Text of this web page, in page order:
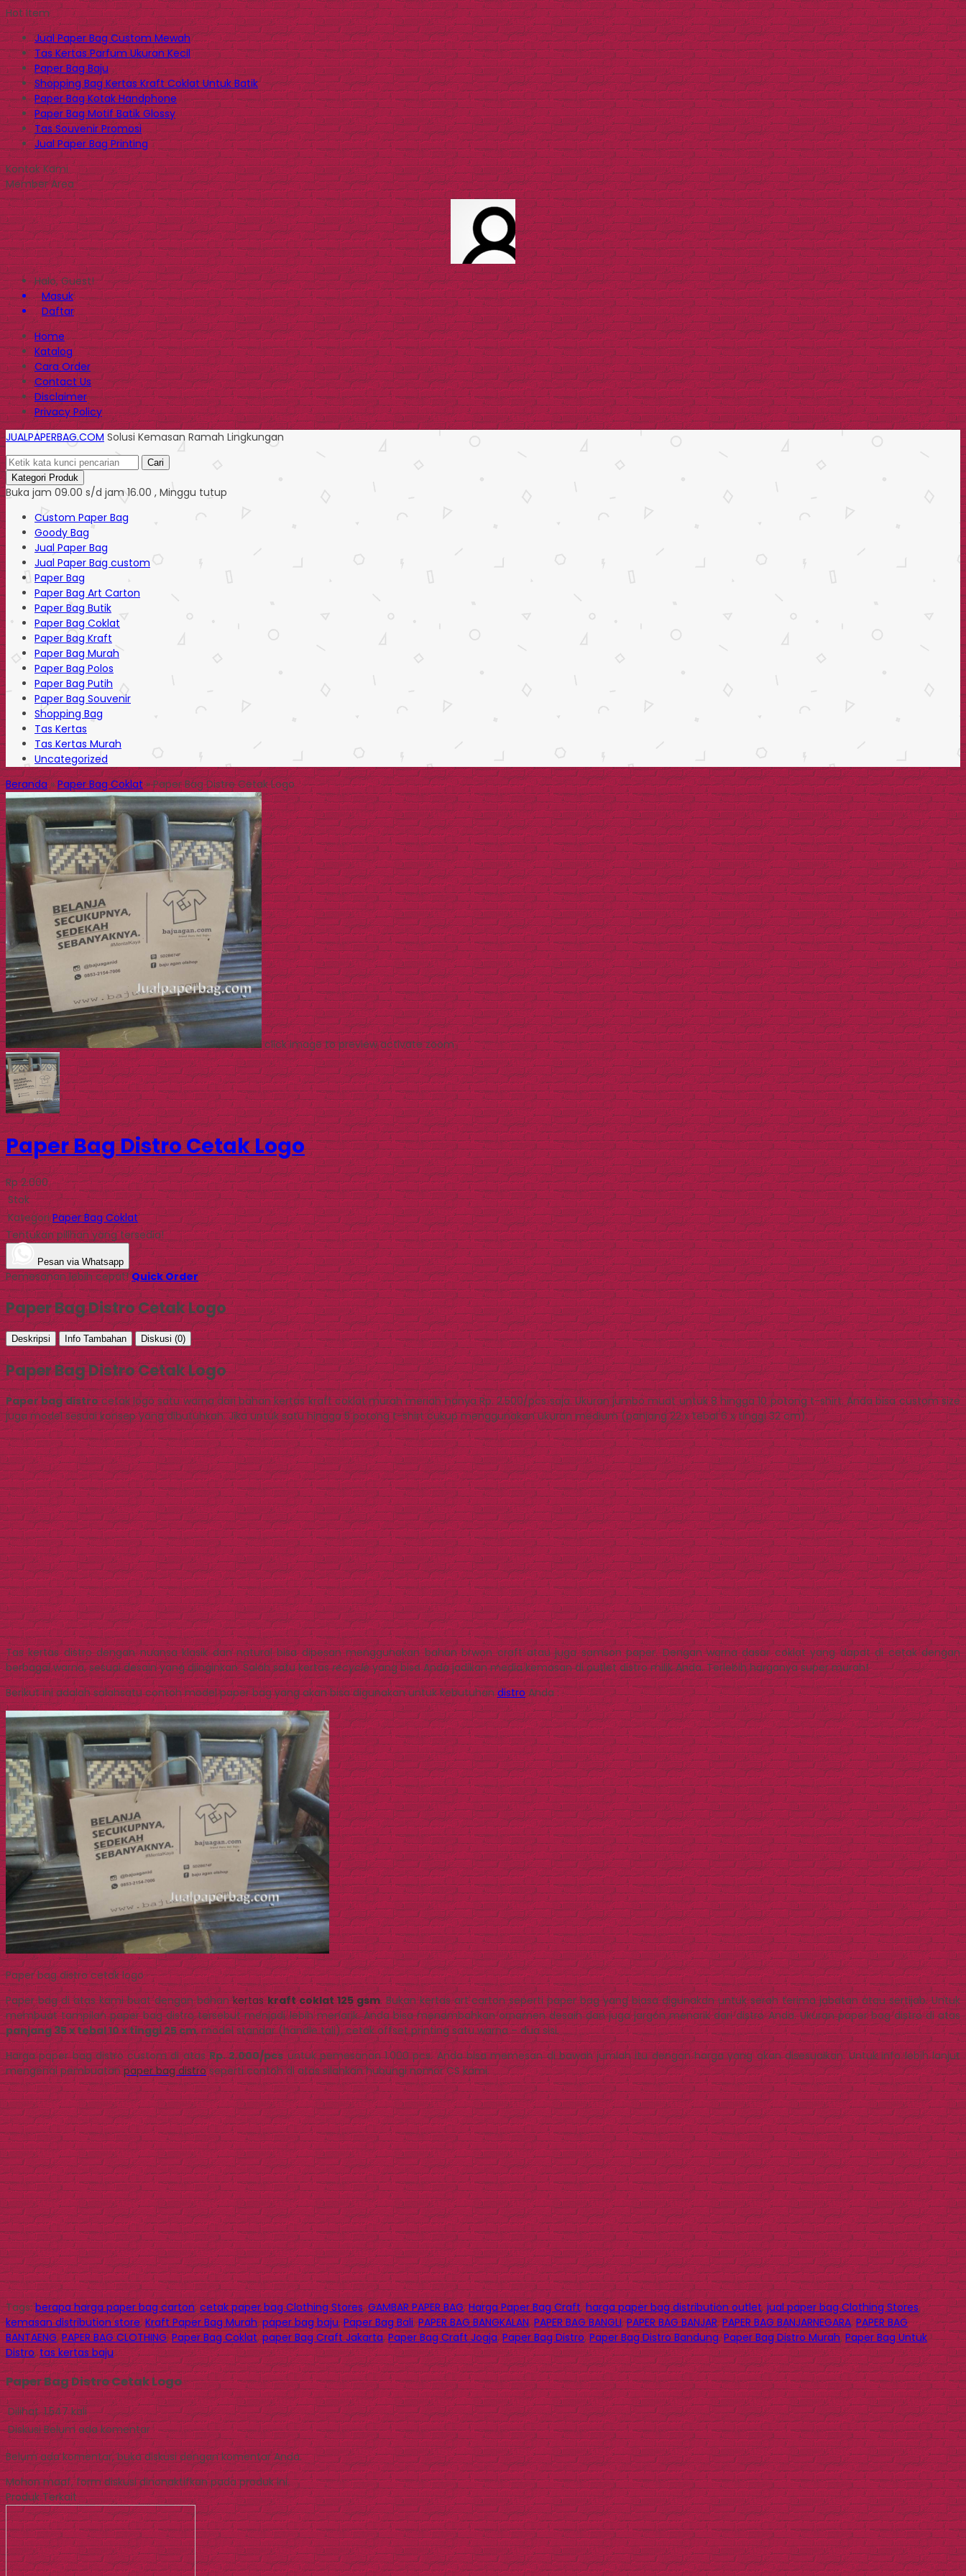
Hot Item
Jual Paper Bag Custom Mewah
Tas Kertas Parfum Ukuran Kecil
Paper Bag Baju
Shopping Bag Kertas Kraft Coklat Untuk Batik
Paper Bag Kotak Handphone
Paper Bag Motif Batik Glossy
Tas Souvenir Promosi
Jual Paper Bag Printing
Kontak Kami
Member Area
Halo, Guest!
Masuk
Daftar
Home
Katalog
Cara Order
Contact Us
Disclaimer
Privacy Policy
JUALPAPERBAG.COM Solusi Kemasan Ramah Lingkungan
Cari
Kategori Produk
Buka jam 09.00 s/d jam 16.00 , Minggu tutup
Custom Paper Bag
Goody Bag
Jual Paper Bag
Jual Paper Bag custom
Paper Bag
Paper Bag Art Carton
Paper Bag Butik
Paper Bag Coklat
Paper Bag Kraft
Paper Bag Murah
Paper Bag Polos
Paper Bag Putih
Paper Bag Souvenir
Shopping Bag
Tas Kertas
Tas Kertas Murah
Uncategorized
Beranda»Paper Bag Coklat»Paper Bag Distro Cetak Logo
click image to preview activate zoom
Paper Bag Distro Cetak Logo
Rp 2.000
Stok
Kategori Paper Bag Coklat
Tentukan pilihan yang tersedia!
Pesan via Whatsapp
Pemesanan lebih cepat!Quick Order
Paper Bag Distro Cetak Logo
Deskripsi Info Tambahan Diskusi (0)
Paper Bag Distro Cetak Logo
Paper bag distrocetak logo satu warna dari bahan kertas kraft coklat murah meriah hanya Rp. 2.500/pcs saja. Ukuran jumbo muat untuk 8 hingga 10 potong t-shirt. Anda bisa custom size
juga model sesuai konsep yang dibutuhkan. Jika untuk satu hingga 5 potong t-shirt cukup menggunakan ukuran medium (panjang 22 x tebal 6 x tinggi 32 cm).
Tas kertas distro dengan nuansa klasik dan natural bisa dipesan menggunakan bahan brwon craft atau juga samson paper. Dengan warna dasar coklat yang dapat di cetak dengan
berbagai warna, sesuai desain yang diinginkan. Salah satu kertasrecycleyang bisa Anda jadikan media kemasan di outlet distro milik Anda. Terlebih harganya super murah!
Berikut ini adalah salahsatu contoh model paper bag yang akan bisa digunakan untuk kebutuhandistroAnda :
Paper bag distro cetak logo
Paper bag di atas kami buat dengan bahankertaskraft coklat 125 gsm. Bukan kertas art carton seperti paper bag yang biasa digunakan untuk serah terima jabatan atau sertijab. Untuk
membuat tampilan paper bag distro tersebut menjadi lebih menarik. Anda bisa menambahkan ornamen desain dan juga jargon menarik dari distro Anda. Ukuran paper bag distro di atas
panjang 35 x tebal 10 x tinggi 25 cm, model standar (handle tali), cetak offset printing satu warna – dua sisi.
Harga paper bag distro custom di atasRp. 2.000/pcsuntuk pemesanan 1.000 pcs. Anda bisa memesan di bawah jumlah itu dengan harga yang akan disesuaikan. Untuk info lebih lanjut
mengenai pembuatanpaper bag distroseperti contoh di atas silahkan hubungi nomor CS kami.
Tags:berapa harga paper bag carton,cetak paper bag Clothing Stores,GAMBAR PAPER BAG,Harga Paper Bag Craft,harga paper bag distribution outlet,jual paper bag Clothing Stores,
kemasan distribution store,Kraft Paper Bag Murah,paper bag baju,Paper Bag Bali,PAPER BAG BANGKALAN,PAPER BAG BANGLI,PAPER BAG BANJAR,PAPER BAG BANJARNEGARA,PAPER BAG
BANTAENG,PAPER BAG CLOTHING,Paper Bag Coklat,paper Bag Craft Jakarta,Paper Bag Craft Jogja,Paper Bag Distro,Paper Bag Distro Bandung,Paper Bag Distro Murah,Paper Bag Untuk
Distro,tas kertas baju
Paper Bag Distro Cetak Logo
Dilihat 1.547 kali
Diskusi Belum ada komentar
Belum ada komentar, buka diskusi dengan komentar Anda.
Mohon maaf, form diskusi dinonaktifkan pada produk ini.
Produk Terkait